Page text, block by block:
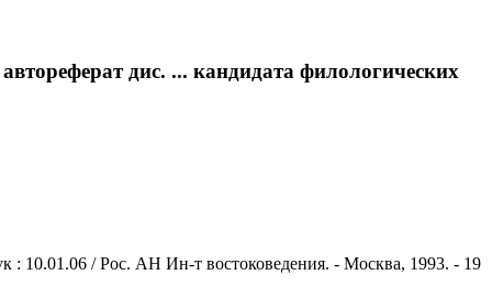
дис. ... кандидата филологических
: 10.01.06 / Рос. АН Ин-т востоковедения. - Москва, 1993. - 19